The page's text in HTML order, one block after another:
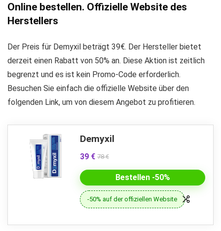
Online bestellen. Offizielle Website des
Herstellers
Der Preis für Demyxil beträgt 39€. Der Hersteller bietet
derzeit einen Rabatt von 50% an. Diese Aktion ist zeitlich
begrenzt und es ist kein Promo-Code erforderlich.
Besuchen Sie einfach die offizielle Website über den
folgenden Link, um von diesem Angebot zu profitieren.
Demyxil
39 € 78 €
Bestellen -50%
-50% auf der offiziellen Website